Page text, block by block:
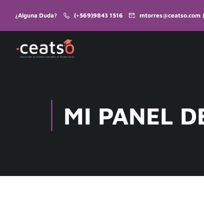
¿Alguna Duda? (+569)9843 1516 mtorres@ceatso.com |
MI PANEL